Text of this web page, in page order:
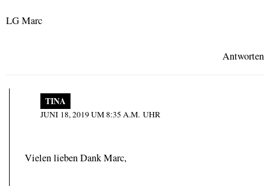
LG Marc
Antworten
TINA
JUNI 18, 2019 UM 8:35 A.M. UHR
Vielen lieben Dank Marc,